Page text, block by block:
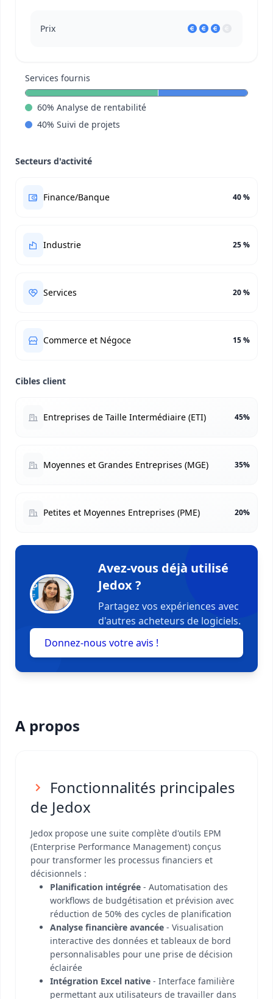
Prix
Services fournis
60% Analyse de rentabilité
40% Suivi de projets
Secteurs d'activité
Finance/Banque 40 %
Industrie 25 %
Services 20 %
Commerce et Négoce 15 %
Cibles client
Entreprises de Taille Intermédiaire (ETI) 45%
Moyennes et Grandes Entreprises (MGE) 35%
Petites et Moyennes Entreprises (PME) 20%
Avez-vous déjà utilisé
Jedox ?
Partagez vos expériences avec
d'autres acheteurs de logiciels.
Donnez-nous votre avis !
A propos
Fonctionnalités principales
de Jedox
Jedox propose une suite complète d'outils EPM
(Enterprise Performance Management) conçus
pour transformer les processus financiers et
décisionnels :
Planification intégrée - Automatisation des
workflows de budgétisation et prévision avec
réduction de 50% des cycles de planification
Analyse financière avancée - Visualisation
interactive des données et tableaux de bord
personnalisables pour une prise de décision
éclairée
Intégration Excel native - Interface familière
permettant aux utilisateurs de travailler dans